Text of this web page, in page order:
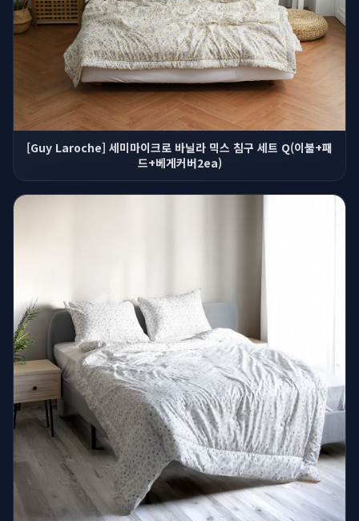
[Guy Laroche] 세미마이크로 바닐라 믹스 침구 세트 Q(이불+패
드+베게커버2ea)